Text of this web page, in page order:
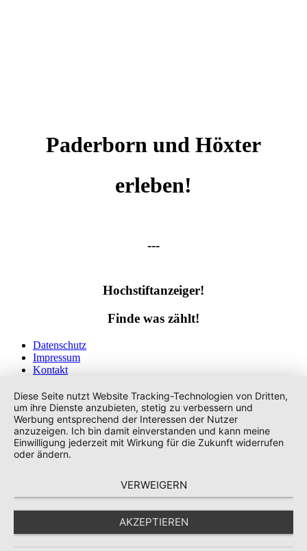
Paderborn und Höxter
erleben!
---
Hochstiftanzeiger!
Finde was zählt!
Datenschutz
Impressum
Kontakt
Diese Seite nutzt Website Tracking-Technologien von Dritten,
um ihre Dienste anzubieten, stetig zu verbessern und
Werbung entsprechend der Interessen der Nutzer
anzuzeigen. Ich bin damit einverstanden und kann meine
Einwilligung jederzeit mit Wirkung für die Zukunft widerrufen
oder ändern.
VERWEIGERN
AKZEPTIEREN